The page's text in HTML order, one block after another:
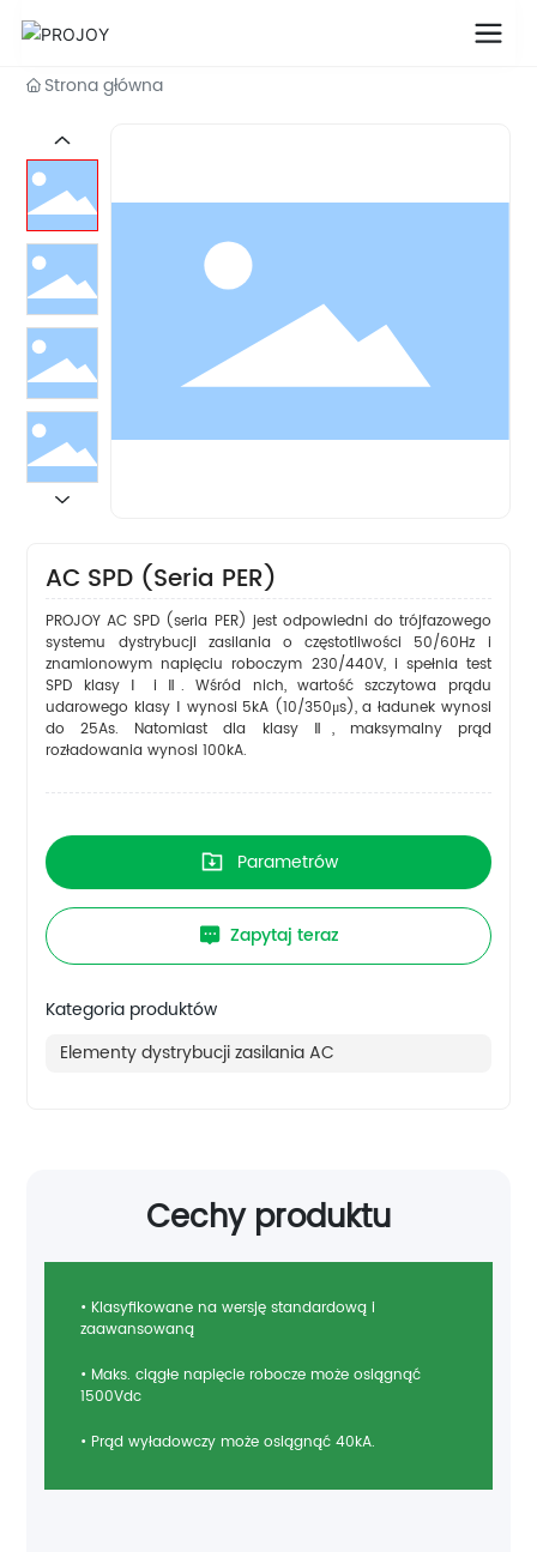
Strona główna
AC SPD (Seria PER)
PROJOY AC SPD (seria PER) jest odpowiedni do trójfazowego
systemu dystrybucji zasilania o częstotliwości 50/60Hz i
znamionowym napięciu roboczym 230/440V, i spełnia test
SPD klasy Ⅰ i Ⅱ. Wśród nich, wartość szczytowa prądu
udarowego klasy Ⅰ wynosi 5kA (10/350μs), a ładunek wynosi
do 25As. Natomiast dla klasy Ⅱ, maksymalny prąd
rozładowania wynosi 100kA.
Parametrów
Zapytaj teraz
Kategoria produktów
Elementy dystrybucji zasilania AC
Cechy produktu
• Klasyfikowane na wersję standardową i
zaawansowaną
• Maks. ciągłe napięcie robocze może osiągnąć
1500Vdc
• Prąd wyładowczy może osiągnąć 40kA.